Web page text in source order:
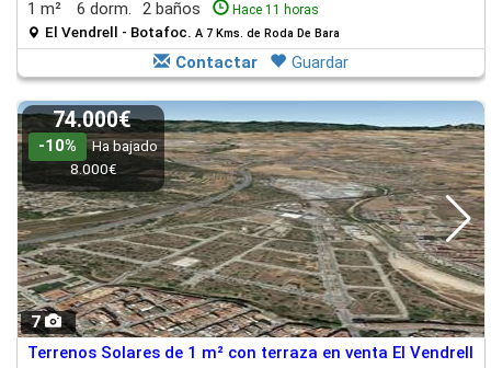
1 m² 6 dorm. 2 baños Hace 11 horas
El Vendrell - Botafoc. A 7 Kms. de Roda De Bara
Contactar Guardar
7
74.000€
-10%
Ha bajado
8.000€
Terrenos Solares de 1 m² con terraza en venta El Vendrell